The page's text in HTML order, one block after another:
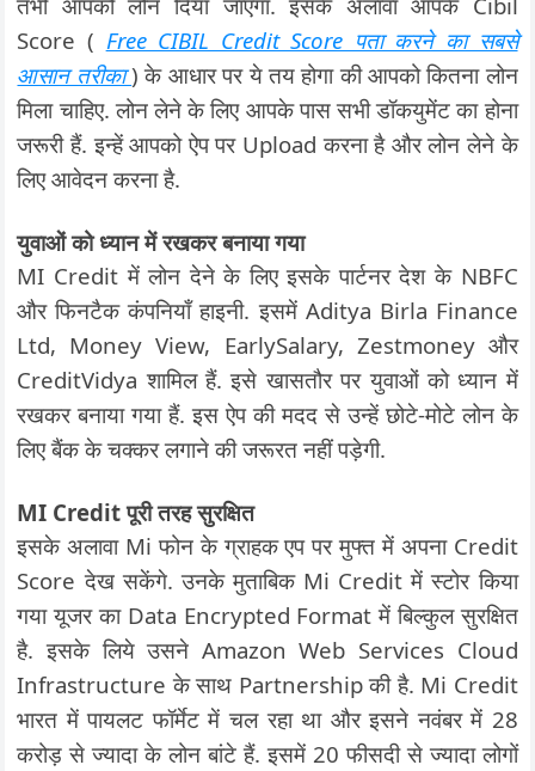
Score ( Free CIBIL Credit Score पता करने का सबसे
आसान तरीका) के आधार पर ये तय होगा की आपको कितना लोन
मिला चाहिए. लोन लेने के लिए आपके पास सभी डॉकयुमेंट का होना
जरूरी हैं. इन्हें आपको ऐप पर Upload करना है और लोन लेने के
लिए आवेदन करना है.
युवाओं को ध्यान में रखकर बनाया गया
MI Credit में लोन देने के लिए इसके पार्टनर देश के NBFC
और फिनटैक कंपनियाँ हाइनी. इसमें Aditya Birla Finance
Ltd, Money View, EarlySalary, Zestmoney और
CreditVidya शामिल हैं. इसे खासतौर पर युवाओं को ध्यान में
रखकर बनाया गया हैं. इस ऐप की मदद से उन्हें छोटे-मोटे लोन के
लिए बैंक के चक्कर लगाने की जरूरत नहीं पड़ेगी.
MI Credit पूरी तरह सुरक्षित
इसके अलावा Mi फोन के ग्राहक एप पर मुफ्त में अपना Credit
Score देख सकेंगे. उनके मुताबिक Mi Credit में स्टोर किया
गया यूजर का Data Encrypted Format में बिल्कुल सुरक्षित
है. इसके लिये उसने Amazon Web Services Cloud
Infrastructure के साथ Partnership की है. Mi Credit
भारत में पायलट फॉर्मेट में चल रहा था और इसने नवंबर में 28
करोड़ से ज्यादा के लोन बांटे हैं. इसमें 20 फीसदी से ज्यादा लोगों